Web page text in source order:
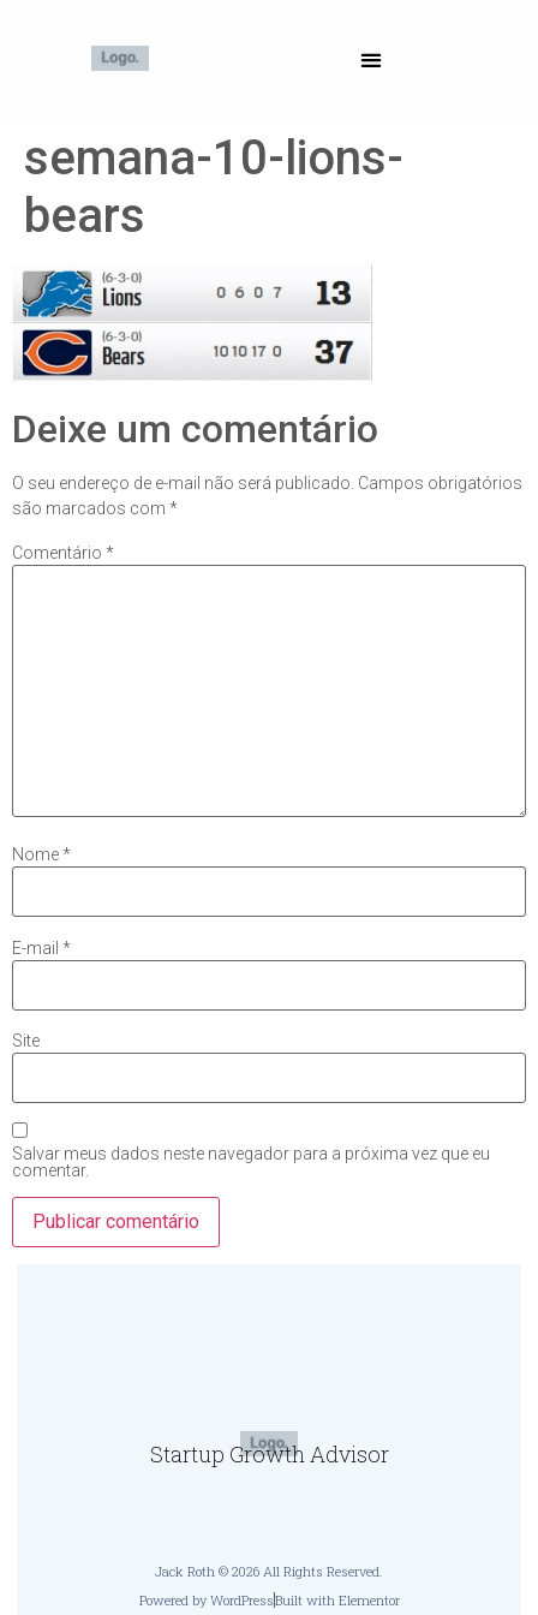
semana-10-lions-
bears
Deixe um comentário
O seu endereço de e-mail não será publicado. Campos obrigatórios
são marcados com *
Comentário *
Nome*
E-mail *
Site
Salvar meus dados neste navegador para a próxima vez que eu
comentar.
Startup Growth Advisor
Jack Roth © 2026 All Rights Reserved.
Powered by WordPressBuilt with Elementor